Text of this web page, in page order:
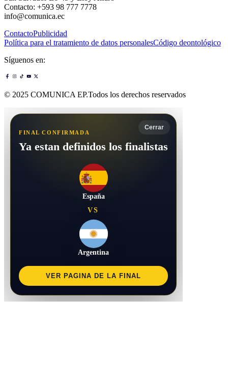
Contacto: +593 98 777 7778
info@comunica.ec
ContactoPublicidad
Política para el tratamiento de datos personalesCódigo deontológico
Síguenos en:
© 2025 COMUNICA EP.Todos los derechos reservados
Cerrar
FINAL CONFIRMADA
Ya estan definidos los finalistas
España
VS
Argentina
VER PAGINA DE LA FINAL